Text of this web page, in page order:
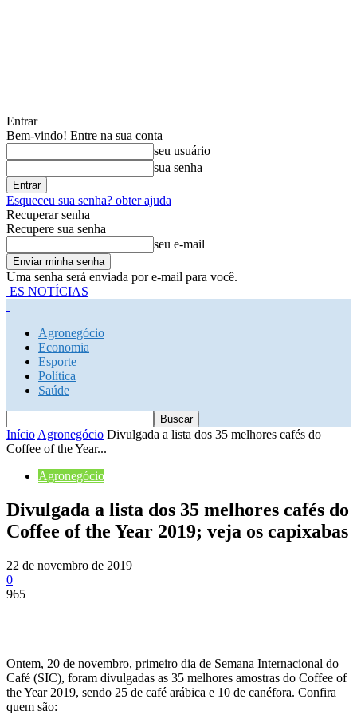
Entrar
Bem-vindo! Entre na sua conta
seu usuário
sua senha
Esqueceu sua senha? obter ajuda
Recuperar senha
Recupere sua senha
seu e-mail
Uma senha será enviada por e-mail para você.
ES NOTÍCIAS
Agronegócio
Economia
Esporte
Política
Saúde
Início Agronegócio Divulgada a lista dos 35 melhores cafés do
Coffee of the Year...
Agronegócio
Divulgada a lista dos 35 melhores cafés do
Coffee of the Year 2019; veja os capixabas
22 de novembro de 2019
0
965
Ontem, 20 de novembro, primeiro dia de Semana Internacional do
Café (SIC), foram divulgadas as 35 melhores amostras do Coffee of
the Year 2019, sendo 25 de café arábica e 10 de canéfora. Confira
quem são: